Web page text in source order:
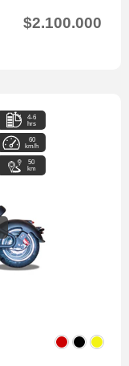
$2.100.000
4-6
hrs
60
km/h
50
km